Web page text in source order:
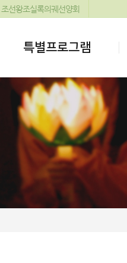
조선왕조실록의궤선양회
특별프로그램